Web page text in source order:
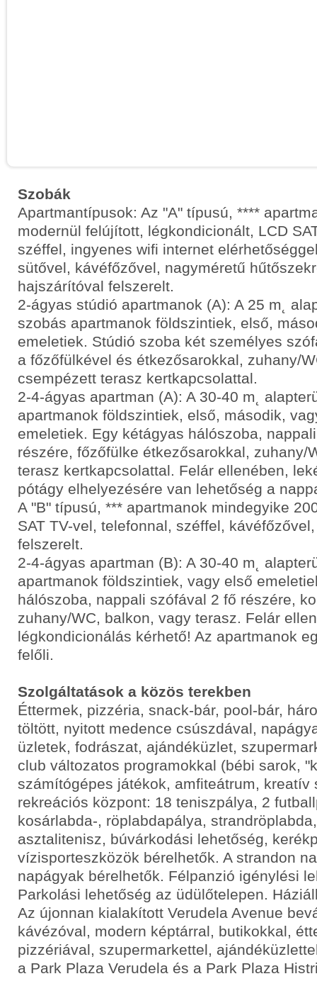
Szobák
Apartmantípusok: Az "A" típusú, ****
modernül felújított, légkondicionált, LCD
széffel, ingyenes wifi internet
sütővel, kávéfőzővel, nagyméretű
hajszárítóval felszerelt.
2-ágyas stúdió apartmanok (A): A 25 m˛
szobás apartmanok földszintiek, első,
emeletiek. Stúdió szoba két személyes
a főzőfülkével és étkezősarokkal, zuhany/
csempézett terasz kertkapcsolattal.
2-4-ágyas apartman (A): A 30-40 m˛
apartmanok földszintiek, első, második,
emeletiek. Egy kétágyas hálószoba,
részére, főzőfülke étkezősarokkal, zuhany/
terasz kertkapcsolattal. Felár ellenében,
pótágy elhelyezésére van lehetőség a
A "B" típusú, *** apartmanok mindegyike
SAT TV-vel, telefonnal, széffel,
felszerelt.
2-4-ágyas apartman (B): A 30-40 m˛
apartmanok földszintiek, vagy első
hálószoba, nappali szófával 2 fő részére,
zuhany/WC, balkon, vagy terasz. Felár
légkondicionálás kérhető! Az apartmanok
felőli.
Szolgáltatások a közös terekben
Éttermek, pizzéria, snack-bár, pool-bár,
töltött, nyitott medence csúszdával,
üzletek, fodrászat, ajándéküzlet,
club változatos programokkal (bébi sarok,
számítógépes játékok, amfiteátrum, kreatív
rekreációs központ: 18 teniszpálya, 2
kosárlabda-, röplabdapálya,
asztalitenisz, búvárkodási lehetőség,
vízisporteszközök bérelhetők. A strandon
napágyak bérelhetők. Félpanzió igénylési
Parkolási lehetőség az üdülőtelepen.
Az újonnan kialakított Verudela Avenue
kávézóval, modern képtárral, butikokkal,
pizzériával, szupermarkettel,
a Park Plaza Verudela és a Park Plaza